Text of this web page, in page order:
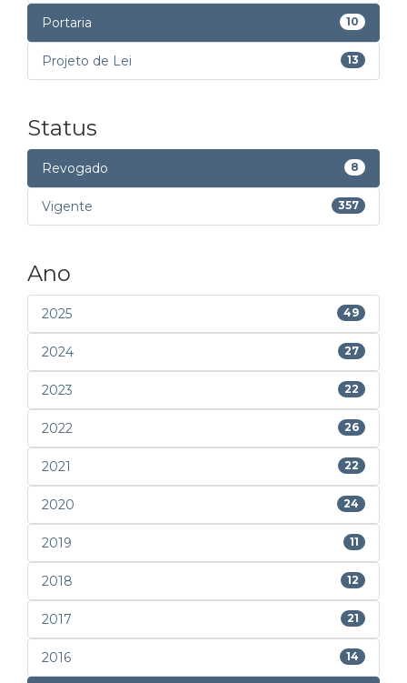
Portaria 10
Projeto de Lei 13
Status
Revogado 8
Vigente 357
Ano
2025 49
2024 27
2023 22
2022 26
2021 22
2020 24
2019 11
2018 12
2017 21
2016 14